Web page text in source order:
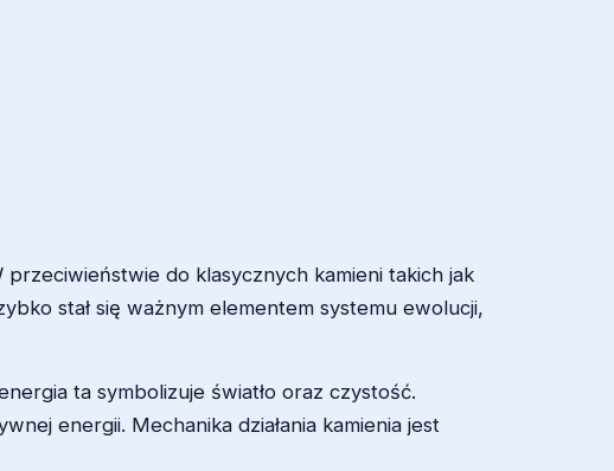
do klasycznych kamieni takich jak
stał się ważnym elementem systemu ewolucji,
ta symbolizuje światło oraz czystość.
energii. Mechanika działania kamienia jest